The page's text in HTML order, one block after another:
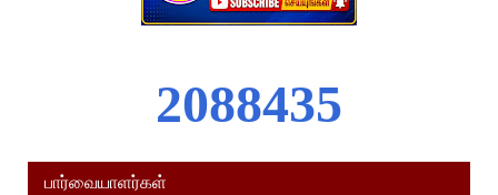
2088435
பார்வையாளர்கள்